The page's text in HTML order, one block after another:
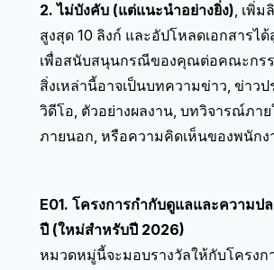
2. ไม่บังคับ (แต่แนะนำอย่างยิ่ง), เพิ่ม
สูงสุด 10 ลิงก์ และอัปโหลดเอกสารได้
เพื่อสนับสนุนกรณีของคุณต่อคณะกร
สิ่งเหล่านี้อาจเป็นบทความข่าว, ข่าว
วิดีโอ, ตัวอย่างผลงาน, บทวิจารณ์ภา
ภายนอก, หรือความคิดเห็นของพนักง
E01. โครงการกำกับดูแลและความป
ปี (ใหม่สำหรับปี 2026)
หมวดหมู่นี้จะมอบรางวัลให้กับโครง